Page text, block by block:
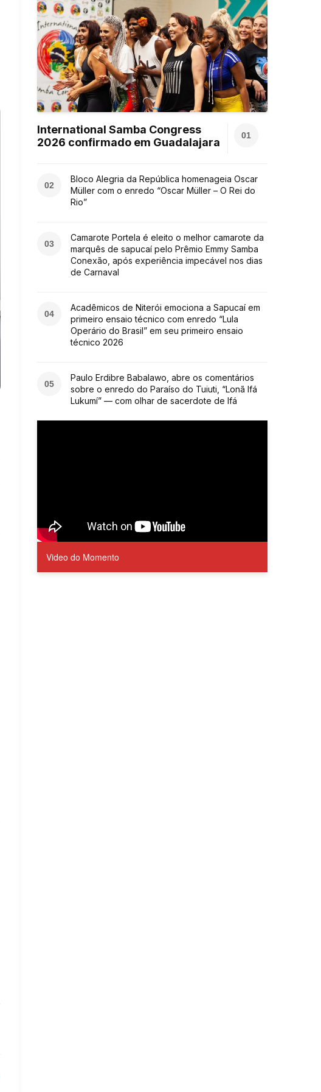
International Samba Congress
2026 confirmado em Guadalajara
01
02
Bloco Alegria da República homenageia Oscar
Müller com o enredo “Oscar Müller – O Rei do
Rio”
03
Camarote Portela é eleito o melhor camarote da
marquês de sapucaí pelo Prêmio Emmy Samba
Conexão, após experiência impecável nos dias
de Carnaval
04
Acadêmicos de Niterói emociona a Sapucaí em
primeiro ensaio técnico com enredo “Lula
Operário do Brasil” em seu primeiro ensaio
técnico 2026
05
Paulo Erdibre Babalawo, abre os comentários
sobre o enredo do Paraíso do Tuiuti, “Lonã Ifá
Lukumí” — com olhar de sacerdote de Ifá
Video do Momento